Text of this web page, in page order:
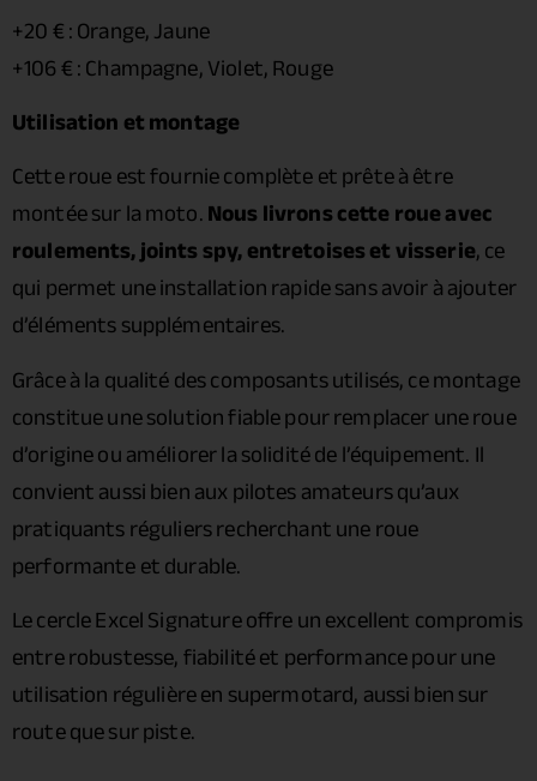
+20 € : Orange, Jaune
+106 € : Champagne, Violet, Rouge
Utilisation et montage
Cette roue est fournie complète et prête à être
montée sur la moto.Nous livrons cette roue avec
roulements, joints spy, entretoises et visserie, ce
qui permet une installation rapide sans avoir à ajouter
d’éléments supplémentaires.
Grâce à la qualité des composants utilisés, ce montage
constitue une solution fiable pour remplacer une roue
d’origine ou améliorer la solidité de l’équipement. Il
convient aussi bien aux pilotes amateurs qu’aux
pratiquants réguliers recherchant une roue
performante et durable.
Le cercle Excel Signature offre un excellent compromis
entre robustesse, fiabilité et performance pour une
utilisation régulière en supermotard, aussi bien sur
route que sur piste.